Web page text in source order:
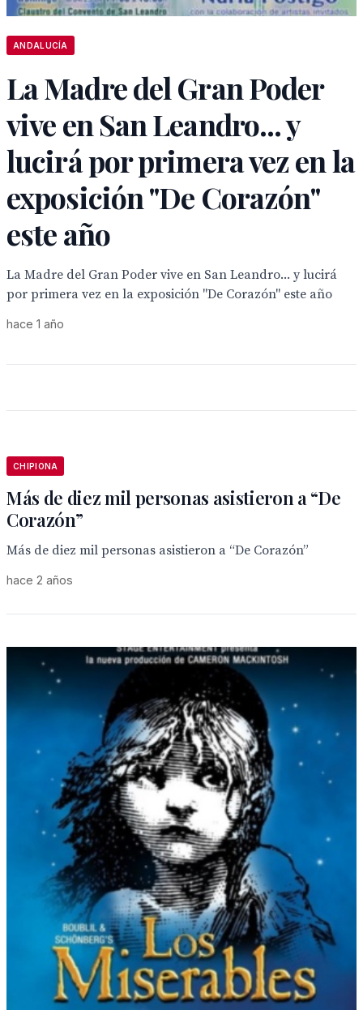
ANDALUCÍA
La Madre del Gran Poder
vive en San Leandro... y
lucirá por primera vez en la
exposición "De Corazón"
este año
La Madre del Gran Poder vive en San Leandro... y lucirá
por primera vez en la exposición "De Corazón" este año
hace 1 año
CHIPIONA
Más de diez mil personas asistieron a “De
Corazón”
Más de diez mil personas asistieron a “De Corazón”
hace 2 años